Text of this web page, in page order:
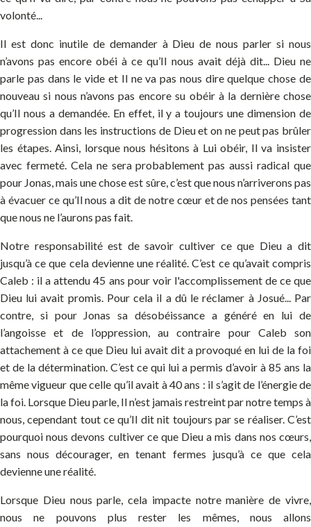
volonté...
Il est donc inutile de demander à Dieu de nous parler si nous
n’avons pas encore obéi à ce qu’Il nous avait déjà dit... Dieu ne
parle pas dans le vide et Il ne va pas nous dire quelque chose de
nouveau si nous n’avons pas encore su obéir à la dernière chose
qu’Il nous a demandée. En effet, il y a toujours une dimension de
progression dans les instructions de Dieu et on ne peut pas brûler
les étapes. Ainsi, lorsque nous hésitons à Lui obéir, Il va insister
avec fermeté. Cela ne sera probablement pas aussi radical que
pour Jonas, mais une chose est sûre, c’est que nous n’arriverons pas
à évacuer ce qu’Il nous a dit de notre cœur et de nos pensées tant
que nous ne l’aurons pas fait.
Notre responsabilité est de savoir cultiver ce que Dieu a dit
jusqu’à ce que cela devienne une réalité. C’est ce qu’avait compris
Caleb : il a attendu 45 ans pour voir l'accomplissement de ce que
Dieu lui avait promis. Pour cela il a dû le réclamer à Josué... Par
contre, si pour Jonas sa désobéissance a généré en lui de
l’angoisse et de l’oppression, au contraire pour Caleb son
attachement à ce que Dieu lui avait dit a provoqué en lui de la foi
et de la détermination. C’est ce qui lui a permis d’avoir à 85 ans la
même vigueur que celle qu’il avait à 40 ans : il s’agit de l’énergie de
la foi. Lorsque Dieu parle, Il n’est jamais restreint par notre temps à
nous, cependant tout ce qu’Il dit nit toujours par se réaliser. C’est
pourquoi nous devons cultiver ce que Dieu a mis dans nos cœurs,
sans nous décourager, en tenant fermes jusqu’à ce que cela
devienne une réalité.
Lorsque Dieu nous parle, cela impacte notre manière de vivre,
nous ne pouvons plus rester les mêmes, nous allons